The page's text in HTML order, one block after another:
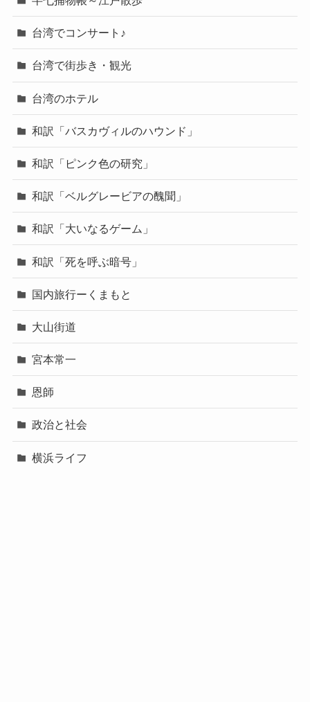
台湾でコンサート♪
台湾で街歩き・観光
台湾のホテル
和訳「バスカヴィルのハウンド」
和訳「ピンク色の研究」
和訳「ベルグレービアの醜聞」
和訳「大いなるゲーム」
和訳「死を呼ぶ暗号」
国内旅行ーくまもと
大山街道
宮本常一
恩師
政治と社会
横浜ライフ